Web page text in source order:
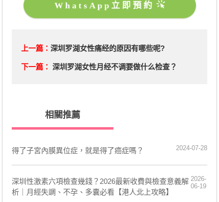
WhatsApp立即預約
上一篇： 深圳罗湖女性痛经的原因有哪些呢?
下一篇： 深圳罗湖女性月经不调要做什么检查？
相關推薦
​得了子宮內膜異位症，就是得了癌症嗎？ 2024-07-28
深圳性激素六項檢查幾錢？2026最新收費與檢查意義解
析｜月經失調、不孕、多囊必看【港人北上攻略】
2026-
06-19